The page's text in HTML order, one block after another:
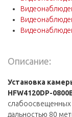
Описание:
Установка
HFW4120DP-
слабоосвещенных
дальностью 80